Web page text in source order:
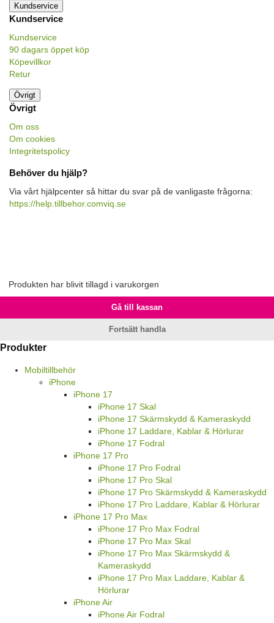
Kundservice
Kundservice
Kundservice
90 dagars öppet köp
Köpevillkor
Retur
Övrigt
Övrigt
Om oss
Om cookies
Integritetspolicy
Behöver du hjälp?
Via vårt hjälpcenter så hittar du svar på de vanligaste frågorna:
https://help.tillbehor.comviq.se
Produkten har blivit tillagd i varukorgen
Gå till kassan
Fortsätt handla
Produkter
Mobiltillbehör
iPhone
iPhone 17
iPhone 17 Skal
iPhone 17 Skärmskydd & Kameraskydd
iPhone 17 Laddare, Kablar & Hörlurar
iPhone 17 Fodral
iPhone 17 Pro
iPhone 17 Pro Fodral
iPhone 17 Pro Skal
iPhone 17 Pro Skärmskydd & Kameraskydd
iPhone 17 Pro Laddare, Kablar & Hörlurar
iPhone 17 Pro Max
iPhone 17 Pro Max Fodral
iPhone 17 Pro Max Skal
iPhone 17 Pro Max Skärmskydd &
Kameraskydd
iPhone 17 Pro Max Laddare, Kablar &
Hörlurar
iPhone Air
iPhone Air Fodral